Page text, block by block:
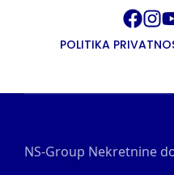
POLITIKA
NS-Group Nekretnine